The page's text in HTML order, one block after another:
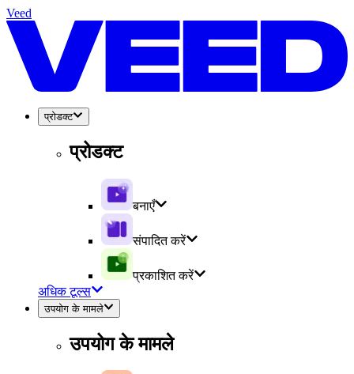
Veed
प्रोडक्ट
प्रोडक्ट
बनाएँ
संपादित करें
प्रकाशित करें
अधिक टूल्स
उपयोग के मामले
उपयोग के मामले